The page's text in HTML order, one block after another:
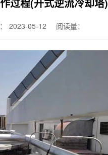
2023-05-12 阅读量：